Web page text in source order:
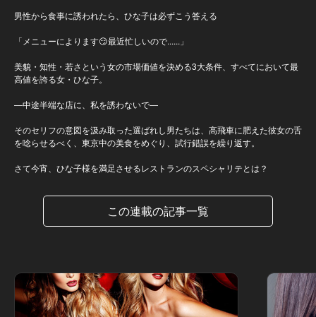
男性から食事に誘われたら、ひな子は必ずこう答える
「メニューによります😏最近忙しいので......」
美貌・知性・若さという女の市場価値を決める3大条件、すべてにおいて最
高値を誇る女・ひな子。
―中途半端な店に、私を誘わないで―
そのセリフの意図を汲み取った選ばれし男たちは、高飛車に肥えた彼女の舌
を唸らせるべく、東京中の美食をめぐり、試行錯誤を繰り返す。
さて今宵、ひな子様を満足させるレストランのスペシャリテとは？
この連載の記事一覧